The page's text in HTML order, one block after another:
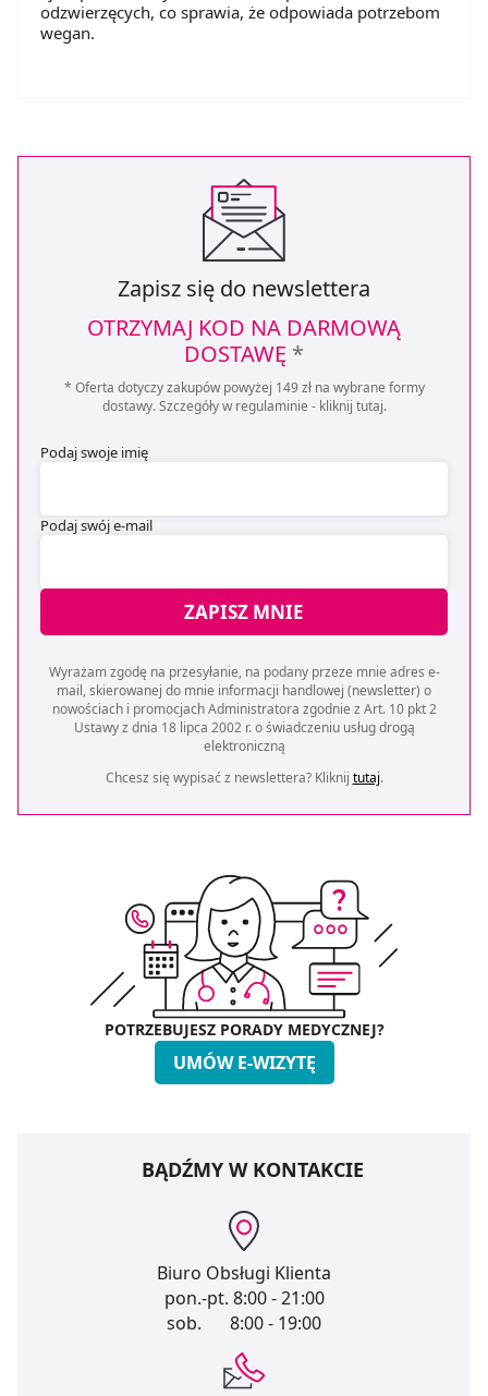
odzwierzęcych, co sprawia, że odpowiada potrzebom
wegan.
Zapisz się do newslettera
OTRZYMAJ KOD NA DARMOWĄ
DOSTAWĘ *
* Oferta dotyczy zakupów powyżej 149 zł na wybrane formy
dostawy. Szczegóły w regulaminie - kliknij tutaj.
Podaj swoje imię
Podaj swój e-mail
ZAPISZ MNIE
Wyrażam zgodę na przesyłanie, na podany przeze mnie adres e-
mail, skierowanej do mnie informacji handlowej (newsletter) o
nowościach i promocjach Administratora zgodnie z Art. 10 pkt 2
Ustawy z dnia 18 lipca 2002 r. o świadczeniu usług drogą
elektroniczną
Chcesz się wypisać z newslettera? Kliknij tutaj.
POTRZEBUJESZ PORADY MEDYCZNEJ?
UMÓW E-WIZYTĘ
BĄDŹMY W KONTAKCIE
Biuro Obsługi Klienta
pon.-pt. 8:00 - 21:00
sob.
8:00 - 19:00